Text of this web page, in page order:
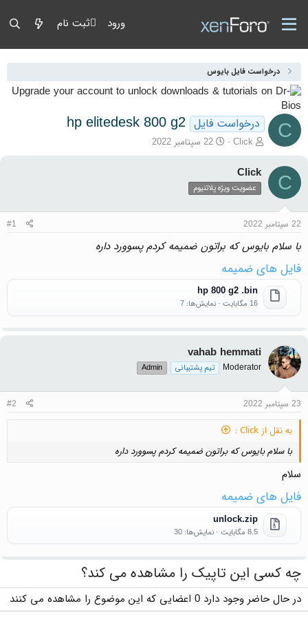
ورود ثبت نام
درخواست فایل بایوس
C درخواست فایل hp elitedesk 800 g2
آغازگر گفتمان
Click تاریخ شروع
22 سپتامبر 2022
C
Click
عضویت ویژه پلاتنیوم
22 سپتامبر 2022 #1
با سلام بایوس که براتون ضمیمه کردم پسوورد داره
فایل های ضمیمه
hp 800 g2 .bin
16 مگابایت · نمایش‌ها: 7
vahab hemmati
Moderator تیم پشتیبانی Admin
23 سپتامبر 2022 #2
به نقل از Click :
با سلام بایوس که براتون ضمیمه کردم پسوورد داره
سلام
فایل های ضمیمه
unlock.zip
8.5 مگابایت · نمایش‌ها: 30
چه کسی این تاپیک را مشاهده می کند؟
در حال حاضر وجود دارد 0 اعضایی که این موضوع را مشاهده می کنند